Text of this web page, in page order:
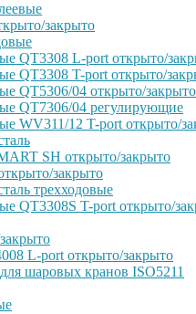
закрыто
QT3308 L-port открыто/
QT3308 T-port открыто/
QT5306/04 открыто/закрыто
QT7306/04 регулирующие
WV311/12 T-port открыто/
SH открыто/закрыто
закрыто
трехходовые
QT3308S T-port открыто/
L-port открыто/закрыто
шаровых кранов ISO5211